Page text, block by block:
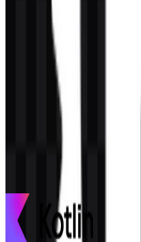
Konten Dibuat oleh AI
Deskripsi ini dibuat oleh AI
Lainnya dari